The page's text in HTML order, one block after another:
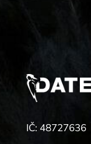
IČ: 48727636